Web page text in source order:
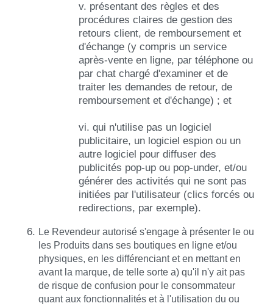
v. présentant des règles et des
procédures claires de gestion des
retours client, de remboursement et
d'échange (y compris un service
après-vente en ligne, par téléphone ou
par chat chargé d'examiner et de
traiter les demandes de retour, de
remboursement et d'échange) ; et
vi. qui n'utilise pas un logiciel
publicitaire, un logiciel espion ou un
autre logiciel pour diffuser des
publicités pop-up ou pop-under, et/ou
générer des activités qui ne sont pas
initiées par l'utilisateur (clics forcés ou
redirections, par exemple).
Le Revendeur autorisé s'engage à présenter le ou
les Produits dans ses boutiques en ligne et/ou
physiques, en les différenciant et en mettant en
avant la marque, de telle sorte a) qu'il n'y ait pas
de risque de confusion pour le consommateur
quant aux fonctionnalités et à l'utilisation du ou